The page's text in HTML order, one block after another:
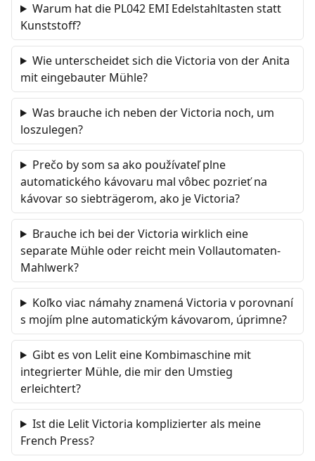
Warum hat die PL042 EMI Edelstahltasten statt
Kunststoff?
Wie unterscheidet sich die Victoria von der Anita
mit eingebauter Mühle?
Was brauche ich neben der Victoria noch, um
loszulegen?
Prečo by som sa ako používateľ plne
automatického kávovaru mal vôbec pozrieť na
kávovar so siebträgerom, ako je Victoria?
Brauche ich bei der Victoria wirklich eine
separate Mühle oder reicht mein Vollautomaten-
Mahlwerk?
Koľko viac námahy znamená Victoria v porovnaní
s mojím plne automatickým kávovarom, úprimne?
Gibt es von Lelit eine Kombimaschine mit
integrierter Mühle, die mir den Umstieg
erleichtert?
Ist die Lelit Victoria komplizierter als meine
French Press?